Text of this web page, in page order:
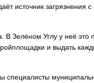
источник загрязнения
Зелёном Углу у неё это
и выдать
специалисты